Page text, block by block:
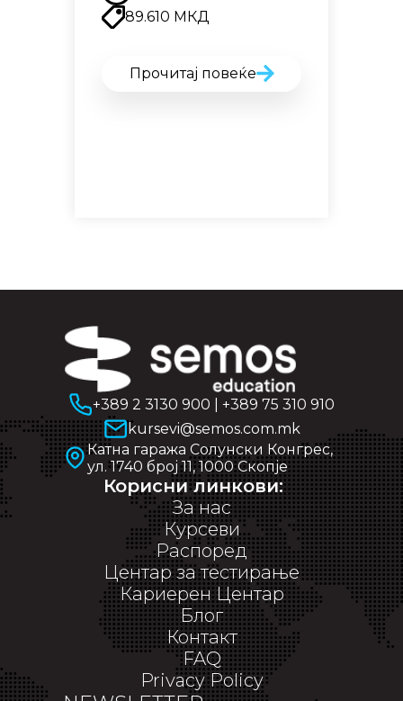
89.610 МКД
Прочитај повеќе
+389 2 3130 900
+389 75 310 910
kursevi@semos.com.mk
Катна гаража Солунски Конгрес,
ул. 1740 број 11, 1000 Скопје
Корисни линкови:
За нас
Курсеви
Распоред
Центар за тестирање
Кариерен Центар
Блог
Контакт
FAQ
Privacy Policy